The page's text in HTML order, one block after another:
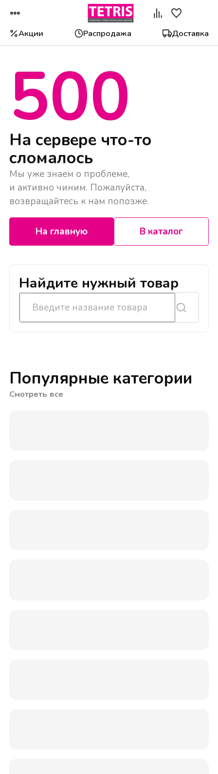
Акции Распродажа Доставка
500
На сервере что-то
сломалось
Мы уже знаем о проблеме,
и активно чиним. Пожалуйста,
возвращайтесь к нам попозже.
На главную В каталог
Найдите нужный товар
Популярные категории
Смотреть все